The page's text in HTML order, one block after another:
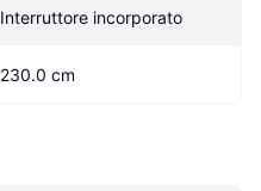
Interruttore incorporato
230.0 cm